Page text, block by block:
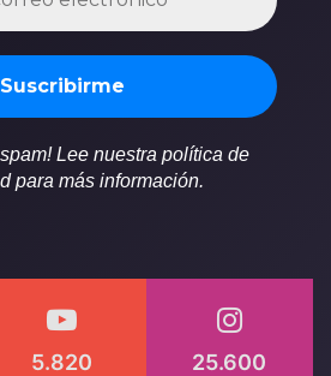
Lee nuestra política de
para más información.
5.820 25.600